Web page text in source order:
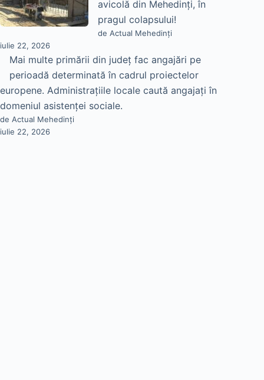
avicolă din Mehedinți, în
pragul colapsului!
de Actual Mehedinți
iulie 22, 2026
Mai multe primării din județ fac angajări pe
perioadă determinată în cadrul proiectelor
europene. Administrațiile locale caută angajați în
domeniul asistenței sociale.
de Actual Mehedinți
iulie 22, 2026